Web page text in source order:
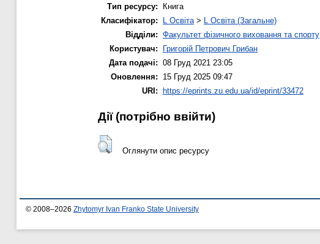
Тип ресурсу:
Книга
Класифікатор:
L Освіта > L Освіта (Загальне)
Відділи: Факультет фізичного виховання та спорту
Користувач:
Григорій Петрович Грибан
Дата подачі: 08 Груд 2021 23:05
Оновлення:
15 Груд 2025 09:47
URI: https://eprints.zu.edu.ua/id/eprint/33472
Дії ​​(потрібно ввійти)
Оглянути опис ресурсу
© 2008–2026 Zhytomyr Ivan Franko State University